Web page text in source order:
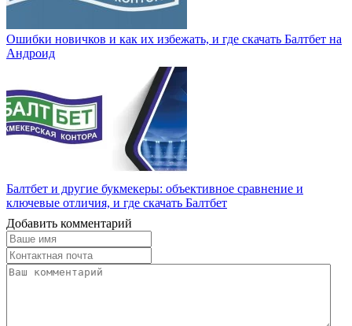
Ошибки новичков и как их избежать, и где скачать Балтбет на
Андроид
Балтбет и другие букмекеры: объективное сравнение и
ключевые отличия, и где скачать Балтбет
Добавить комментарий